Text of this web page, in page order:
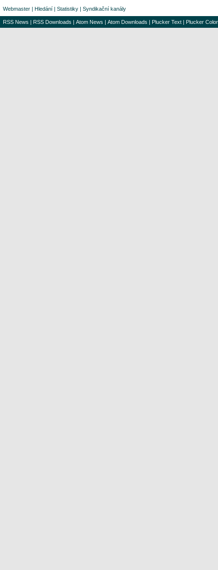
Webmaster | Hledání | Statistiky | Syndikační kanály
RSS News | RSS Downloads | Atom News | Atom Downloads | Plucker Text | Plucker Color